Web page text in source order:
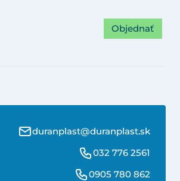
Objednať
duranplast@duranplast.sk
032 776 2561
0905 780 862